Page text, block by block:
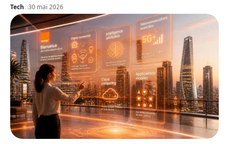
Tech 30 mai 2026